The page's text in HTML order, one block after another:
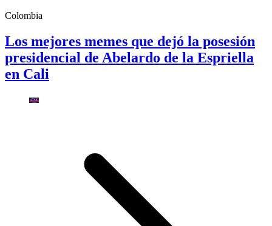
Colombia
Los mejores memes que dejó la posesión
presidencial de Abelardo de la Espriella
en Cali